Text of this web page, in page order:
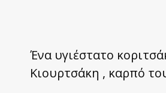
Ένα υγιέστατο
Κιουρτσάκη , καρπό